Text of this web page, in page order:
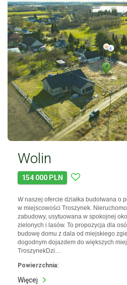
Wolin
154 000 PLN
W naszej ofercie działka budolwana o
w miejscowości Troszynek.
zabudowy, usytuowana w spokojnej
zielonych i lasów. To propozycja dla
budowę domu z dala od miejskiego
dogodnym dojazdem do większych
TroszynekDzi…
Powierzchnia:
Więcej